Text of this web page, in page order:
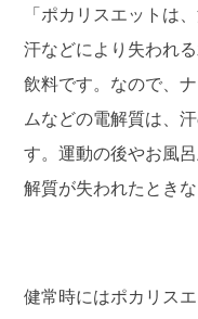
「ポカリスエットは
汗などにより失われ
飲料です。なので、
ムなどの電解質は、
す。運動の後やお風
解質が失われたとき
健常時にはポカリス